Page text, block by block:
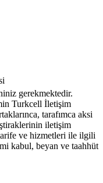
gerekmektedir.
Turkcell İletişim
tarafımca aksi
iletişim
ve hizmetleri ile ilgili
kabul, beyan ve taahhüt